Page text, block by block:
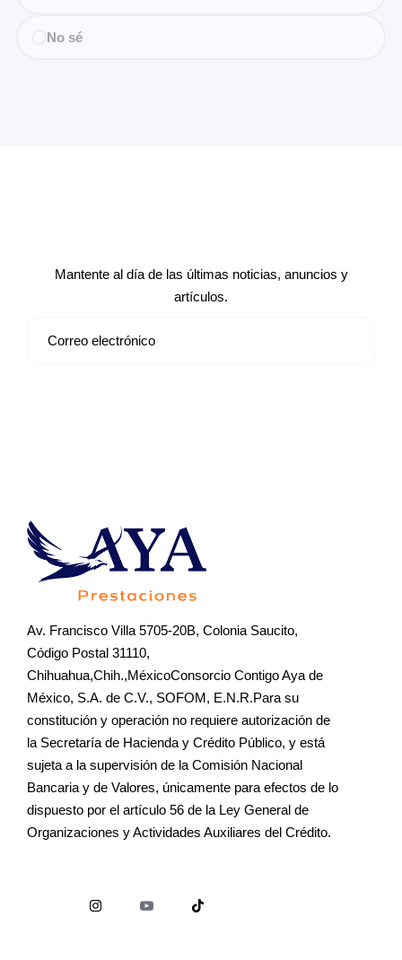
No sé
Mantente al día de las últimas noticias, anuncios y
artículos.
Av. Francisco Villa 5705-20B, Colonia Saucito,
Código Postal 31110,
Chihuahua,Chih.,MéxicoConsorcio Contigo Aya de
México, S.A. de C.V., SOFOM, E.N.R.Para su
constitución y operación no requiere autorización de
la Secretaría de Hacienda y Crédito Público, y está
sujeta a la supervisión de la Comisión Nacional
Bancaria y de Valores, únicamente para efectos de lo
dispuesto por el artículo 56 de la Ley General de
Organizaciones y Actividades Auxiliares del Crédito.